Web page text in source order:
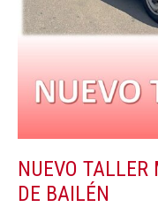
NUEVO
DE BAILÉN